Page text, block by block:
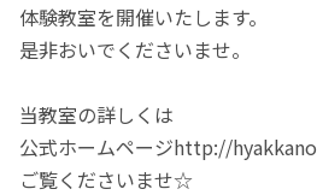
体験教室を開催いたします。
是非おいでくださいませ。
当教室の詳しくは
公式ホームページhttp://
ご覧くださいませ☆